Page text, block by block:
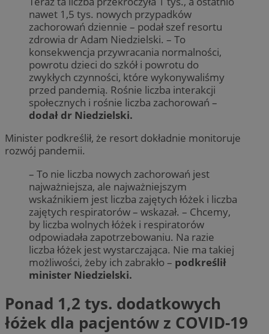
nawet 1,5 tys. nowych przypadków
zachorowań dziennie – podał szef resortu
zdrowia dr Adam Niedzielski. – To
konsekwencja przywracania normalności,
powrotu dzieci do szkół i powrotu do
zwykłych czynności, które wykonywaliśmy
przed pandemią. Rośnie liczba interakcji
społecznych i rośnie liczba zachorowań –
dodał dr Niedzielski.
Minister podkreślił, że resort dokładnie monitoruje
rozwój pandemii.
– To nie liczba nowych zachorowań jest
najważniejsza, ale najważniejszym
wskaźnikiem jest liczba zajętych łóżek i liczba
zajętych respiratorów – wskazał. – Chcemy,
by liczba wolnych łóżek i respiratorów
odpowiadała zapotrzebowaniu. Na razie
liczba łóżek jest wystarczająca. Nie ma takiej
możliwości, żeby ich zabrakło – podkreślił
minister Niedzielski.
Ponad 1,2 tys. dodatkowych
łóżek dla pacjentów z COVID-19